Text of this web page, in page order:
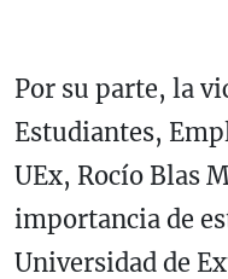
Por su parte, la
Estudiantes,
UEx, Rocío Blas
importancia de
Universidad de